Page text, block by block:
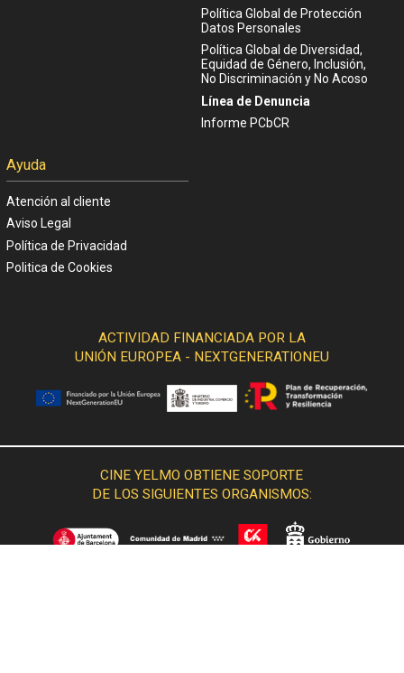
Política Global de Protección
Datos Personales
Política Global de Diversidad,
Equidad de Género, Inclusión,
No Discriminación y No Acoso
Línea de Denuncia
Informe PCbCR
Ayuda
Atención al cliente
Aviso Legal
Política de Privacidad
Politica de Cookies
ACTIVIDAD FINANCIADA POR LA
UNIÓN EUROPEA - NEXTGENERATIONEU
CINE YELMO OBTIENE SOPORTE
DE LOS SIGUIENTES ORGANISMOS: